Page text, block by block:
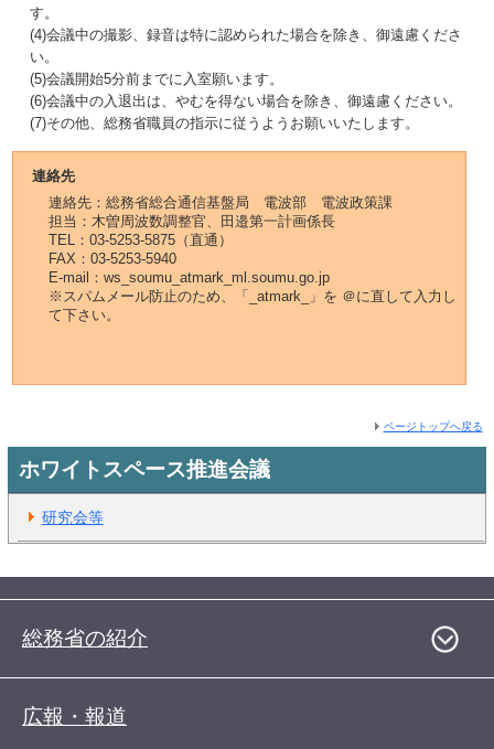
す。
(4)会議中の撮影、録音は特に認められた場合を除き、御遠慮くださ
い。
(5)会議開始5分前までに入室願います。
(6)会議中の入退出は、やむを得ない場合を除き、御遠慮ください。
(7)その他、総務省職員の指示に従うようお願いいたします。
連絡先
連絡先：総務省総合通信基盤局 電波部 電波政策課
担当：木曽周波数調整官、田邉第一計画係長
TEL：03-5253-5875（直通）
FAX：03-5253-5940
E-mail：ws_soumu_atmark_ml.soumu.go.jp
※スパムメール防止のため、「_atmark_」を ＠に直して入力し
て下さい。
ページトップへ戻る
ホワイトスペース推進会議
研究会等
総務省の紹介
広報・報道